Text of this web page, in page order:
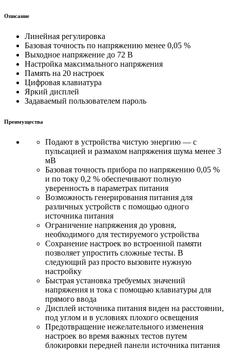
Описание
Линейная регулировка
Базовая точность по напряжению менее 0,05 %
Выходное напряжение до 72 В
Настройка максимального напряжения
Память на 20 настроек
Цифровая клавиатура
Яркий дисплей
Задаваемый пользователем пароль
Преимущества
Подают в устройства чистую энергию — с
пульсацией и размахом напряжения шума менее 3
мВ
Базовая точность прибора по напряжению 0,05 %
и по току 0,2 % обеспечивают полную
уверенность в параметрах питания
Возможность генерирования питания для
различных устройств с помощью одного
источника питания
Ограничение напряжения до уровня,
необходимого для тестируемого устройства
Сохранение настроек во встроенной памяти
позволяет упростить сложные тесты. В
следующий раз просто вызовите нужную
настройку
Быстрая установка требуемых значений
напряжения и тока с помощью клавиатуры для
прямого ввода
Дисплей источника питания виден на расстоянии,
под углом и в условиях плохого освещения
Предотвращение нежелательного изменения
настроек во время важных тестов путем
блокировки передней панели источника питания